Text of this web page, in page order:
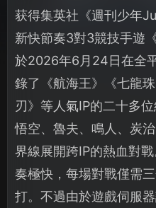
获得集英社《週刊少年
新快節奏3對3競技手遊
於2026年6月24日在全
錄了《航海王》《七龍
刃》等人氣IP的二十多
悟空、魯夫、鳴人、炭
界線展開跨IP的熱血對
奏極快，每場對戰僅需
打。不過由於遊戲伺服